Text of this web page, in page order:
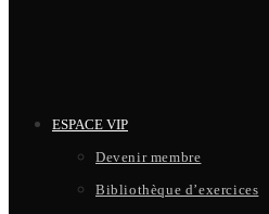
ESPACE VIP
Devenir membre
Bibliothèque d’exercices